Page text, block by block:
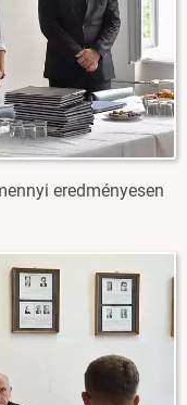
eredményesen